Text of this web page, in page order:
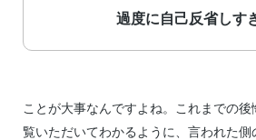
過度に自己反省しす
ことが大事なんですよね。これまでの
覧いただいてわかるように、言われた側